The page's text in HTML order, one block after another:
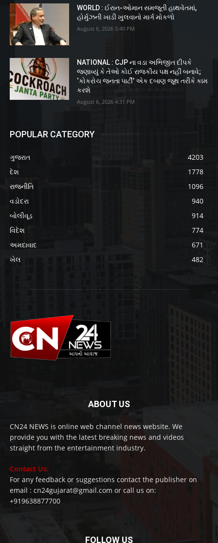
WORLD : ઈરાન-ઓમાન સમજૂતી હાથવેંતમાં,
હોર્મુઝની ખાડી ખુલવાનો માર્ગ મોકળો
August 6, 2026 5:40 PM
NATIONAL : CJP ના વડા અભિજીત દીપકે
જણાવ્યું કે તેઓ કોઈ રાજકીય પક્ષ નહીં બનાવે;
‘કોકરોચ જનતા પાર્ટી’ એક દબાણ જૂથ તરીકે કામ
કરશે
August 6, 2026 4:31 PM
POPULAR CATEGORY
ગુજરાત
4203
દેશ
1778
રાજનીતિ
1096
વડોદરા
940
બોલીવૂડ
914
વિદેશ
774
અમદાવાદ
671
ખેલ
482
ABOUT US
CN24 NEWS is online web channel news website. We
provide you with the latest breaking news and videos
straight from the entertainment industry.
Contact Us:
For any feedback or suggestions contact the publisher on
email : cn24gujarat@gmail.com or call us on:
+919638877700
FOLLOW US